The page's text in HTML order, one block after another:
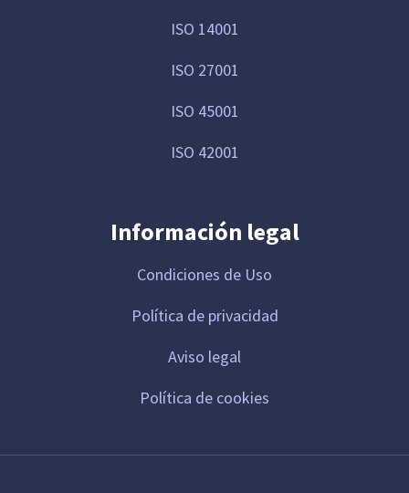
ISO 14001
ISO 27001
ISO 45001
ISO 42001
Información legal
Condiciones de Uso
Política de privacidad
Aviso legal
Política de cookies